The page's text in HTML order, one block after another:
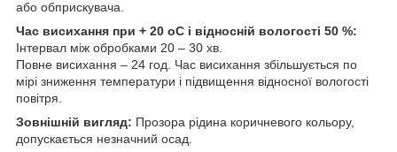
або обприскувача.
Час висихання при + 20 оС і відносній вологості 50 %:
Інтервал між обробками 20 – 30 хв.
Повне висихання – 24 год. Час висихання збільшується по
мірі зниження температури і підвищення відносної вологості
повітря.
Зовнішній вигляд: Прозора рідина коричневого кольору,
допускається незначний осад.